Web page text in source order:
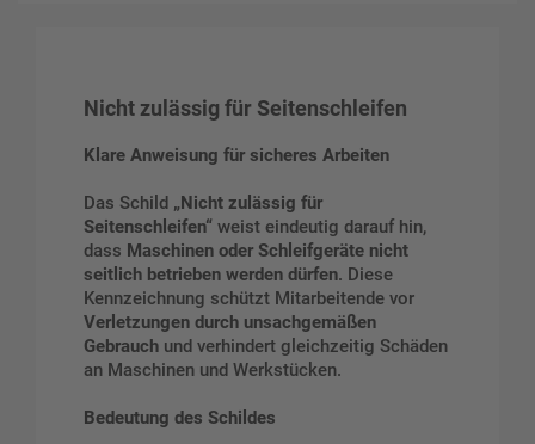
Nicht zulässig für Seitenschleifen
Klare Anweisung für sicheres Arbeiten
Das Schild „Nicht zulässig für
Seitenschleifen“ weist eindeutig darauf hin,
dass Maschinen oder Schleifgeräte nicht
seitlich betrieben werden dürfen. Diese
Kennzeichnung schützt Mitarbeitende vor
Verletzungen durch unsachgemäßen
Gebrauch und verhindert gleichzeitig Schäden
an Maschinen und Werkstücken.
Bedeutung des Schildes